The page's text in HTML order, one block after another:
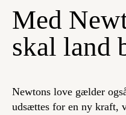
Min side
Med
skal land
Newtons love gælder
udsættes for en ny kraft,